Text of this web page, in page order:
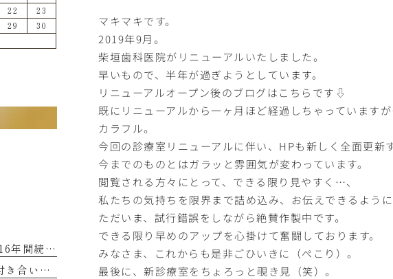
マキマキです。
2019年9月。
柴垣歯科医院がリニューアルいたしました。
早いもので、半年が過ぎようとしています。
リニューアルオープン後のブログはこちらです⇩
既にリニューアルから一ヶ月ほど経過しちゃっています
カラフル。
今回の診療室リニューアルに伴い、HPも新しく全面更新
今までのものとはガラッと雰囲気が変わっています。
閲覧される方々にとって、できる限り見やすく…、
私たちの気持ちを限界まで詰め込み、お伝えできるよう
ただいま、試行錯誤をしながら絶賛作製中です。
できる限り早めのアップを心掛けて奮闘しております。
みなさま、これからも是非ごひいきに（ぺこり）。
最後に、新診療室をちょろっと覗き見（笑）。
22
23
29
30
6月4日は『虫歯予防デー』 16年間続くご縁に感謝
静岡より来院、30年来のお付き合いの患者さまのお話し 2